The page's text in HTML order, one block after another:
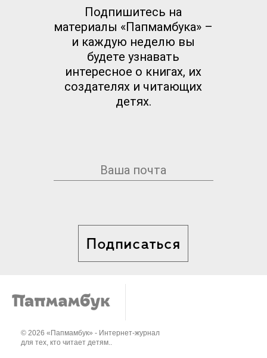
Подпишитесь на
материалы «Папмамбука» –
и каждую неделю вы
будете узнавать
интересное о книгах, их
создателях и читающих
детях.
Подписаться
© 2026 «Папмамбук» - Интернет-журнал
для тех, кто читает детям..